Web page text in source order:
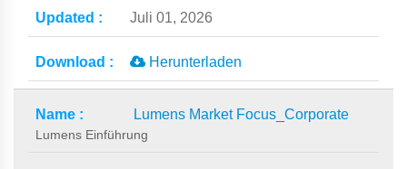
Juli 01, 2026
Herunterladen
Lumens Market Focus_Corporate
Lumens Einführung